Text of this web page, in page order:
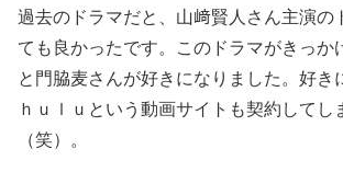
過去のドラマだと、山﨑賢人さん主演の
ても良かったです。このドラマがきっか
と門脇麦さんが好きになりました。好き
ｈｕｌｕという動画サイトも契約してし
（笑）。